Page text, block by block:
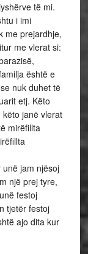
të mi.
i imi
me prejardhje,
me vlerat si:
është e
nuk duhet të
etj. Këto
janë vlerat
mirëfillta
jam njësoj
një prej tyre,
festoj
tjetër festoj
ajo dita kur